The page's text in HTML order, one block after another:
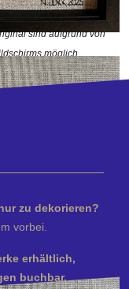
sind aufgrund von
möglich.
zu dekorieren?
vorbei.
erhältlich,
buchbar.